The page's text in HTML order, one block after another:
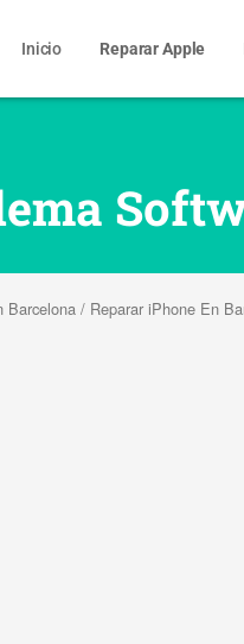
Inicio Reparar Apple
Barcelona / Reparar iPhone En